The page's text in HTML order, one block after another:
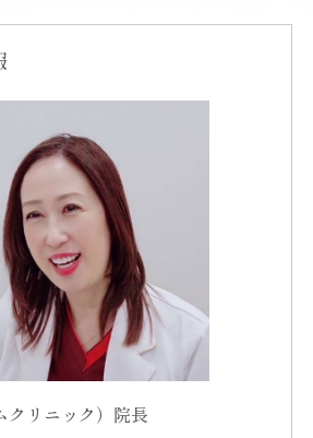
リニック）院長